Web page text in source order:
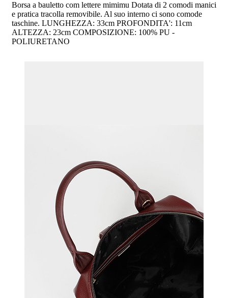
Borsa a bauletto com lettere mimimu Dotata di 2 comodi manici
e pratica tracolla removibile. Al suo interno ci sono comode
taschine. LUNGHEZZA: 33cm PROFONDITA': 11cm
ALTEZZA: 23cm COMPOSIZIONE: 100% PU -
POLIURETANO